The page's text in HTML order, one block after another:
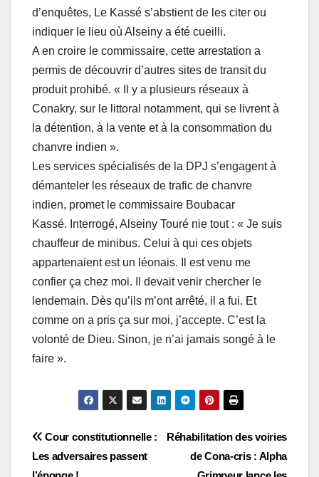
d’enquêtes, Le Kassé s’abstient de les citer ou
indiquer le lieu où Alseiny a été cueilli.
A en croire le commissaire, cette arrestation a
permis de découvrir d’autres sites de transit du
produit prohibé. « Il y a plusieurs réseaux à
Conakry, sur le littoral notamment, qui se livrent à
la détention, à la vente et à la consommation du
chanvre indien ».
Les services spécialisés de la DPJ s’engagent à
démanteler les réseaux de trafic de chanvre
indien, promet le commissaire Boubacar
Kassé. Interrogé, Alseiny Touré nie tout : « Je suis
chauffeur de minibus. Celui à qui ces objets
appartenaient est un léonais. Il est venu me
confier ça chez moi. Il devait venir chercher le
lendemain. Dès qu’ils m’ont arrêté, il a fui. Et
comme on a pris ça sur moi, j’accepte. C’est la
volonté de Dieu. Sinon, je n’ai jamais songé à le
faire ».
Navigation
de
Réhabilitation des voiries
de Cona-cris : Alpha
Cour constitutionnelle :
Les adversaires passent